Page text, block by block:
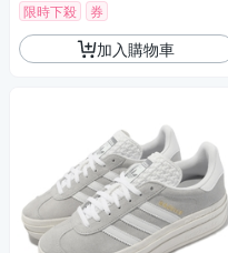
限時下殺 券
加入購物車